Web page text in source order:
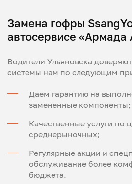
Замена гофры
автосервисе «Армада
Водители Ульяновска
системы нам по следующим
Даем гарантию на
замененные компоненты;
Качественные услуги по
среднерыночных;
Регулярные акции и
обслуживание более
бюджета.